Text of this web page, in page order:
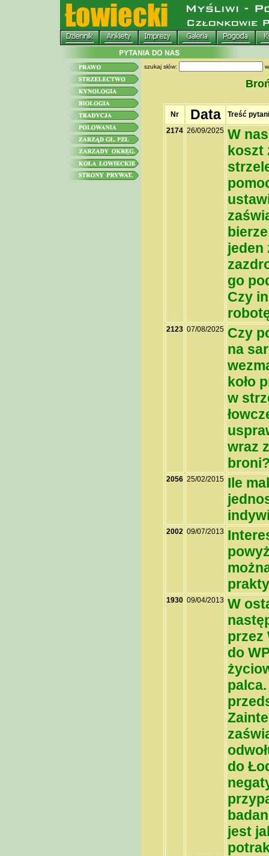
szukaj słów:
Nr Data
Treść
2174 26/09/2025 W
koszt
jeden
go
Czy
2123 07/08/2025 Czy
na
koło
w
wraz
2056 25/02/2015 Ile
2002 09/07/2013
1930 09/04/2013 W
przez
do
do
jest